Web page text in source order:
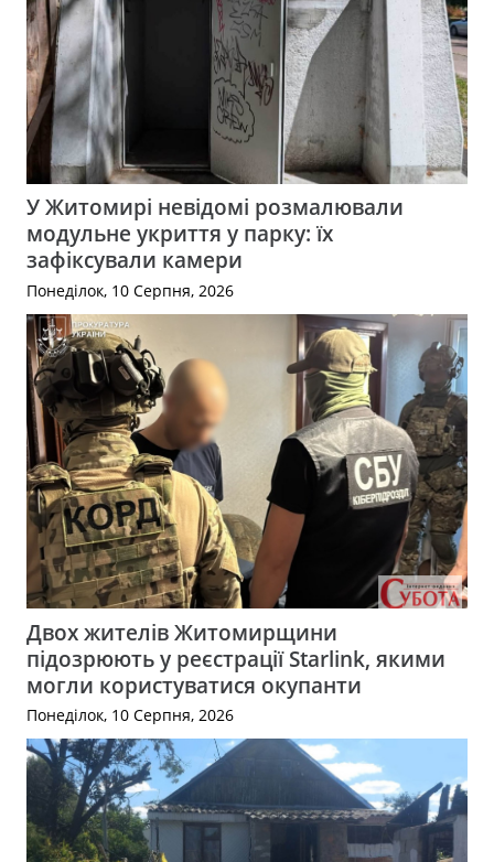
У Житомирі невідомі розмалювали
модульне укриття у парку: їх
зафіксували камери
Понеділок, 10 Серпня, 2026
Двох жителів Житомирщини
підозрюють у реєстрації Starlink, якими
могли користуватися окупанти
Понеділок, 10 Серпня, 2026